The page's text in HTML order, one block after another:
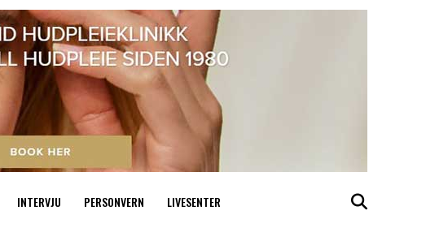
INTERVJU PERSONVERN LIVESENTER